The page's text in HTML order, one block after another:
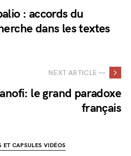
: accords du
dans les textes
NEXT ARTICLE —
le grand paradoxe
français
ET CAPSULES VIDÉOS